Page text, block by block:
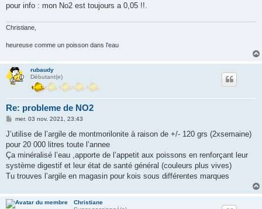
pour info : mon No2 est toujours a 0,05 !!.
Christiane,
heureuse comme un poisson dans l'eau
rubaudy
Débutant(e)
Re: probleme de NO2
M
s
a
g
mer. 03 nov. 2021, 23:43
J’utilise de l’argile de montmorilonite à raison de +/- 120 grs (2xsemaine)
pour 20 000 litres toute l’annee
Ça minéralisé l’eau ,apporte de l’appetit aux poissons en renforçant leur
système digestif et leur état de santé général (couleurs plus vives)
Tu trouves l’argile en magasin pour kois sous différentes marques
Christiane